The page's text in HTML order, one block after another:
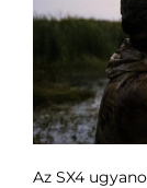
Az SX4